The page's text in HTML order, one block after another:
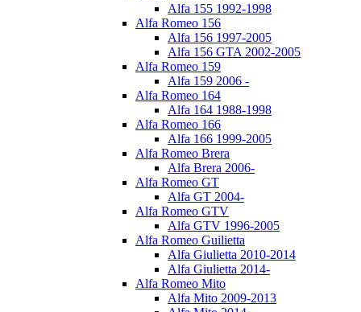
Alfa 155 1992-1998
Alfa Romeo 156
Alfa 156 1997-2005
Alfa 156 GTA 2002-2005
Alfa Romeo 159
Alfa 159 2006 -
Alfa Romeo 164
Alfa 164 1988-1998
Alfa Romeo 166
Alfa 166 1999-2005
Alfa Romeo Brera
Alfa Brera 2006-
Alfa Romeo GT
Alfa GT 2004-
Alfa Romeo GTV
Alfa GTV 1996-2005
Alfa Romeo Guilietta
Alfa Giulietta 2010-2014
Alfa Giulietta 2014-
Alfa Romeo Mito
Alfa Mito 2009-2013